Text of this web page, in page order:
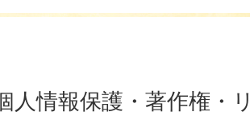
人情報保護・著作権・